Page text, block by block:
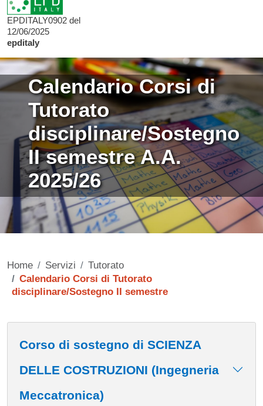
EPDITALY0902 del
12/06/2025
epditaly
Image
Calendario Corsi di
Tutorato
disciplinare/Sostegno
II semestre A.A.
2025/26
Home Servizi
Tutorato
Calendario Corsi di Tutorato
disciplinare/Sostegno II semestre
Corso di sostegno di SCIENZA
DELLE COSTRUZIONI (Ingegneria
Meccatronica)